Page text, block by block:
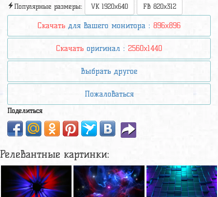
Популярные размеры:
VK 1920x640 FB 820x312
Скачать для вашего монитора : 896x896
Скачать оригинал : 2560x1440
Выбрать другое
Пожаловаться
Поделиться
Релевантные картинки: